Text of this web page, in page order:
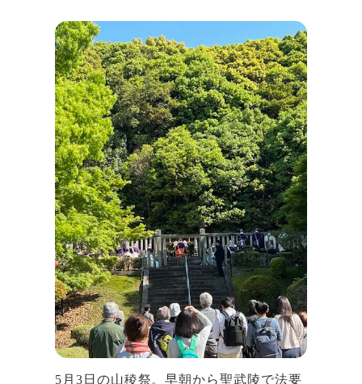
5月3日の山稜祭。早朝から聖武陵で法要